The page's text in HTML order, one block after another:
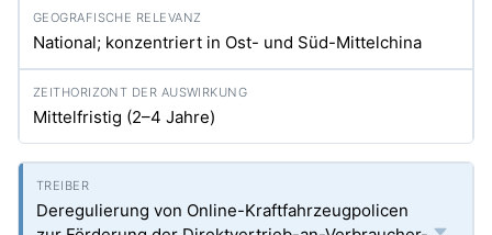
National; konzentriert in Ost- und Süd-Mittelchina
Mittelfristig (2–4 Jahre)
Deregulierung von Online-Kraftfahrzeugpolicen